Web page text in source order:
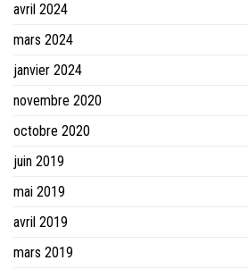
avril 2024
mars 2024
janvier 2024
novembre 2020
octobre 2020
juin 2019
mai 2019
avril 2019
mars 2019